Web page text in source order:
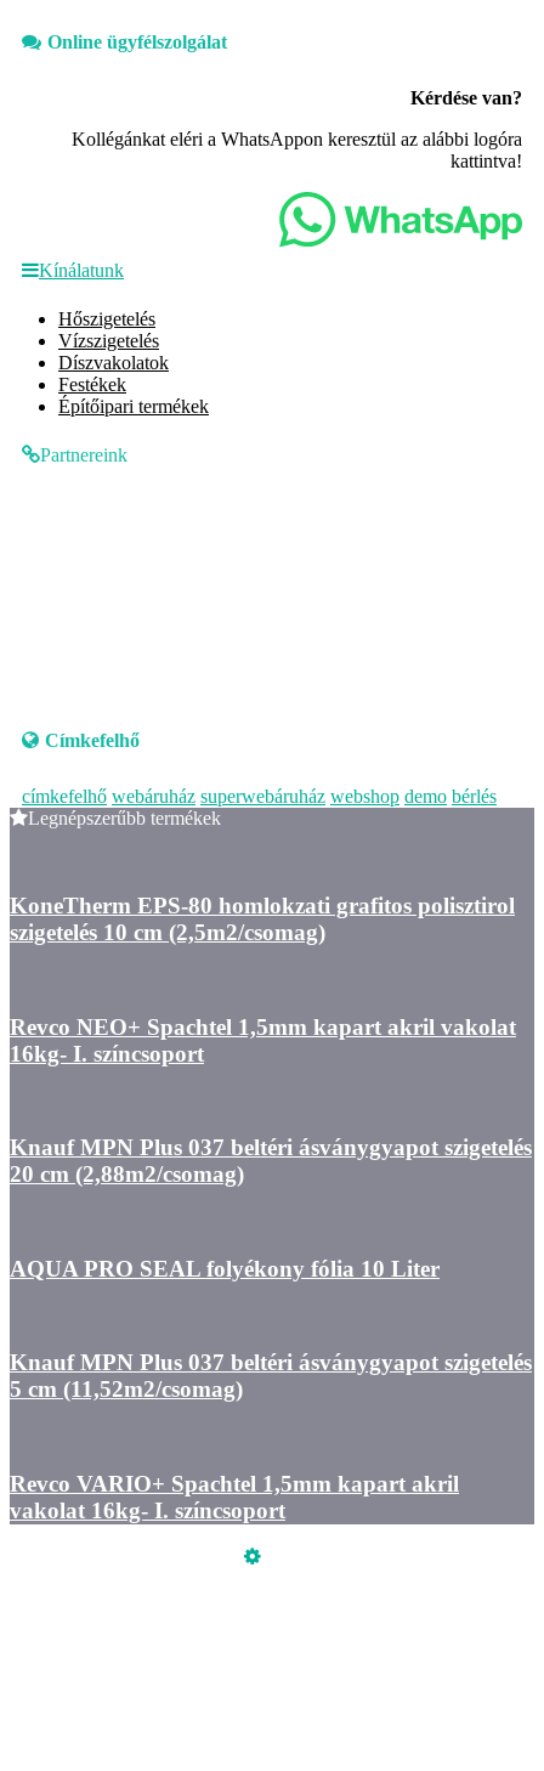
Online ügyfélszolgálat
Kérdése van?
Kollégánkat eléri a WhatsAppon keresztül az alábbi logóra
kattintva!
Kínálatunk
Hőszigetelés
Vízszigetelés
Díszvakolatok
Festékek
Építőipari termékek
Partnereink
Címkefelhő
címkefelhő webáruház superwebáruház webshop demo bérlés
Legnépszerűbb termékek
KoneTherm EPS-80 homlokzati grafitos polisztirol
szigetelés 10 cm (2,5m2/csomag)
Revco NEO+ Spachtel 1,5mm kapart akril vakolat
16kg- I. színcsoport
Knauf MPN Plus 037 beltéri ásványgyapot szigetelés
20 cm (2,88m2/csomag)
AQUA PRO SEAL folyékony fólia 10 Liter
Knauf MPN Plus 037 beltéri ásványgyapot szigetelés
5 cm (11,52m2/csomag)
Revco VARIO+ Spachtel 1,5mm kapart akril
vakolat 16kg- I. színcsoport